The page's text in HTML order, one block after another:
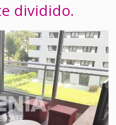
dividido.